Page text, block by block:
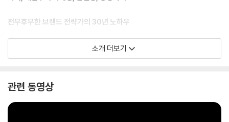
전무후무한 브랜드 전략가의 30년 노하우
CGV, 올리브영, 갤러리아 백화점, 뚜레쥬르, 투썸플레이스, 빕스, 다시다,
[광해] [명량]의 마케팅까지 노희영의 손을 거치지 않은 것이 없다. 30년
소개 더보기
관련 동영상